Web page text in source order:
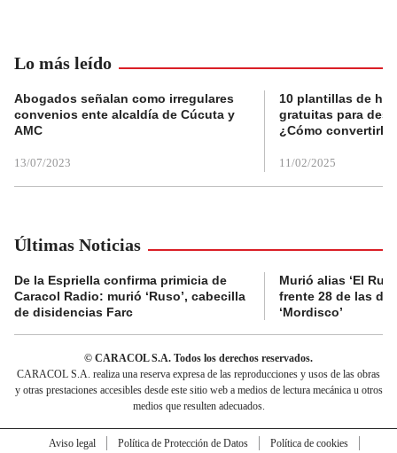
Lo más leído
Abogados señalan como irregulares
convenios ente alcaldía de Cúcuta y
AMC
13/07/2023
10 plantillas de
gratuitas para
¿Cómo convertirla
11/02/2025
Últimas Noticias
De la Espriella confirma primicia de
Caracol Radio: murió ‘Ruso’, cabecilla
de disidencias Farc
Murió alias ‘El
frente 28 de las
‘Mordisco’
© CARACOL S.A. Todos los derechos reservados.
CARACOL S.A. realiza una reserva expresa de las reproducciones y usos de las obras
y otras prestaciones accesibles desde este sitio web a medios de lectura mecánica u otros
medios que resulten adecuados.
Aviso legal Política de Protección de Datos
Política de cookies